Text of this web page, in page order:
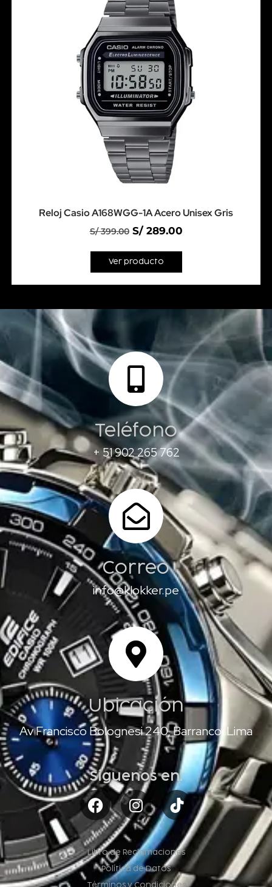
Reloj Casio A168WGG-1A Acero Unisex Gris
S/399.00 S/289.00
Ver producto
Teléfono
+ 51 902 265 762
Correo
info@klokker.pe
Ubicación
Av Francisco Bolognesi 240, Barranco, Lima
Síguenos en:
Libro de Reclamaciones
Política de Datos
Términos y Condiciones